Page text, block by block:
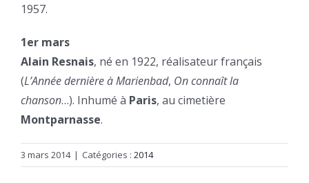
1957.
1er mars
Alain Resnais, né en 1922, réalisateur français
(L’Année dernière à Marienbad, On connaît la
chanson…). Inhumé à Paris, au cimetière
Montparnasse.
3 mars 2014 | Catégories : 2014